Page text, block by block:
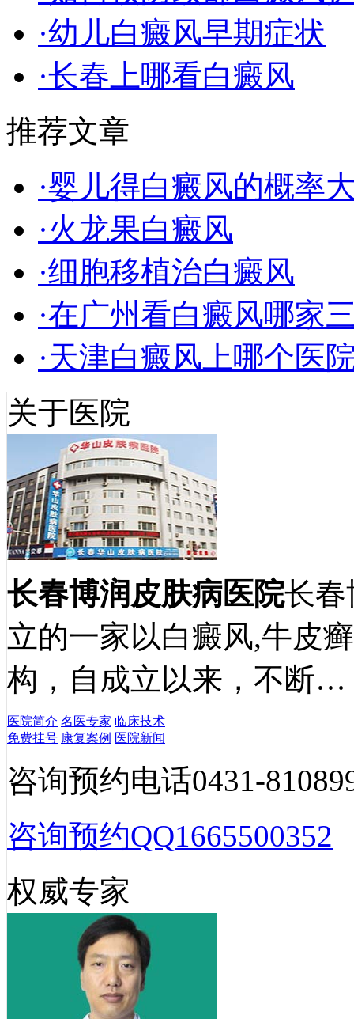
·幼儿白癜风早期症状
·长春上哪看白癜风
推荐文章
·婴儿得白癜风的概率
·火龙果白癜风
·细胞移植治白癜风
·在广州看白癜风哪家
·天津白癜风上哪个医
关于医院
长春博润皮肤病医院长春
立的一家以白癜风,牛皮
构，自成立以来，不断…
医院简介 名医专家 临床技术
免费挂号 康复案例 医院新闻
咨询预约电话0431-
咨询预约QQ1665500352
权威专家